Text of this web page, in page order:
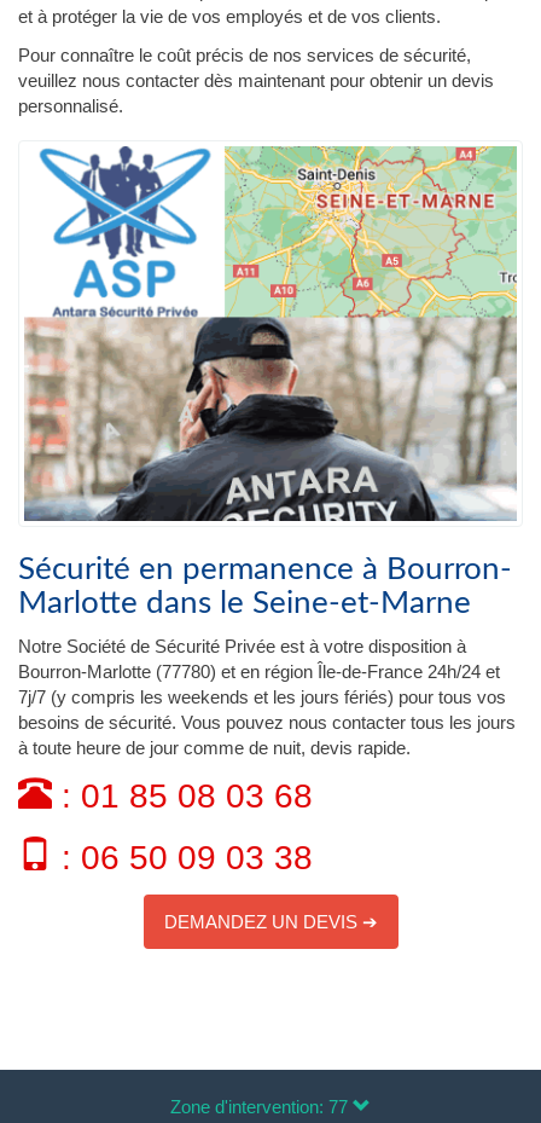
et à protéger la vie de vos employés et de vos clients.
Pour connaître le coût précis de nos services de sécurité,
veuillez nous contacter dès maintenant pour obtenir un devis
personnalisé.
Sécurité en permanence à Bourron-
Marlotte dans le Seine-et-Marne
Notre Société de Sécurité Privée est à votre disposition à
Bourron-Marlotte (77780) et en région Île-de-France 24h/24 et
7j/7 (y compris les weekends et les jours fériés) pour tous vos
besoins de sécurité. Vous pouvez nous contacter tous les jours
à toute heure de jour comme de nuit, devis rapide.
: 01 85 08 03 68
: 06 50 09 03 38
DEMANDEZ UN DEVIS ➔
Zone d'intervention: 77